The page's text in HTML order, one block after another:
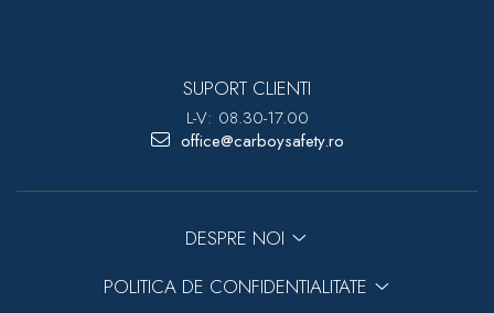
SUPORT CLIENTI
L-V: 08.30-17.00
office@carboysafety.ro
DESPRE NOI
POLITICA DE CONFIDENTIALITATE